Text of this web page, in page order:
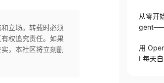
立场。转载时必须
权追究责任。如果
，本社区将立刻删
从零开
gent——
用
I 每天